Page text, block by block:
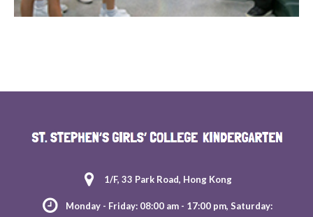
1/F, 33 Park Road, Hong Kong
Monday - Friday: 08:00 am - 17:00 pm, Saturday: